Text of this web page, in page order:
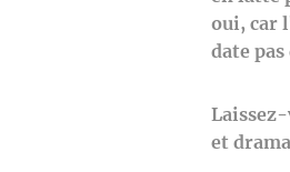
oui, car
date
et